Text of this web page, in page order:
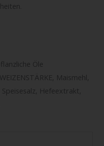
Öle
Maismehl,
Hefeextrakt,